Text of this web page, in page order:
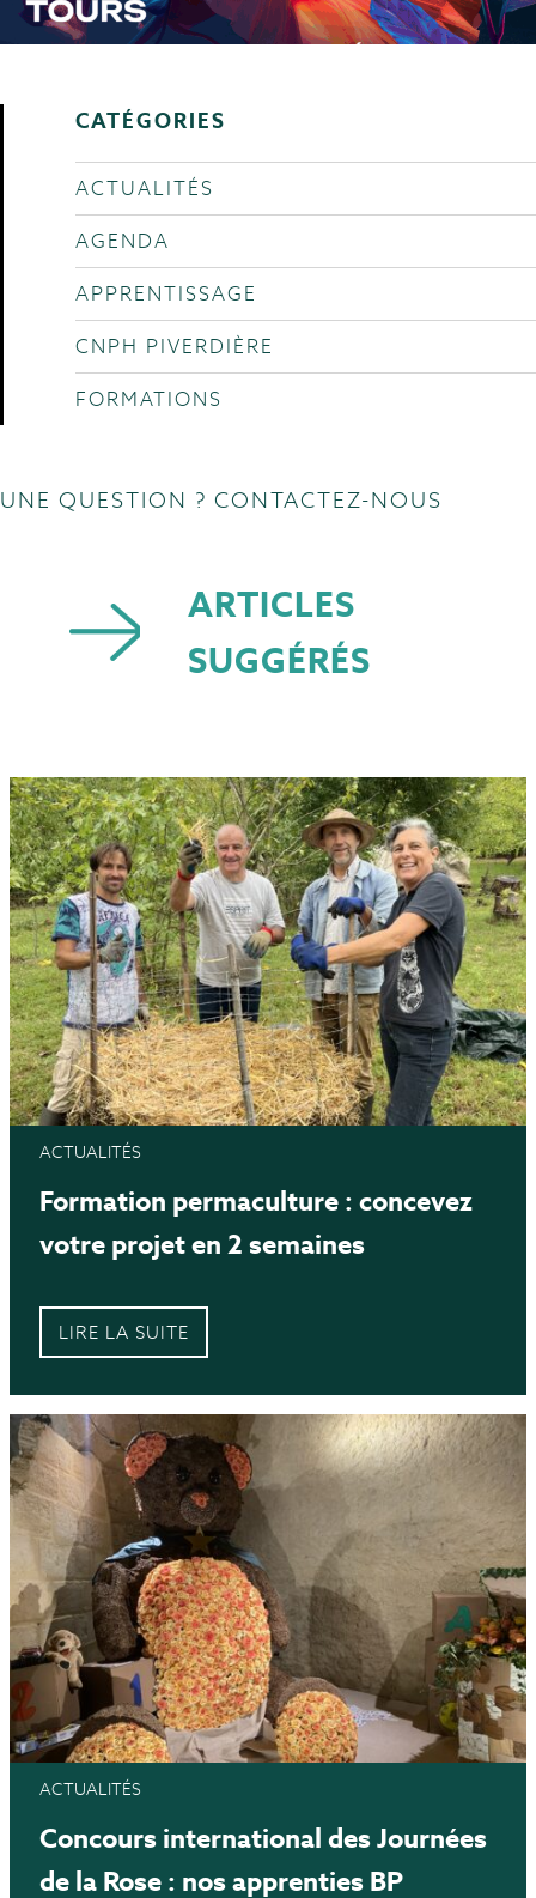
CATÉGORIES
ACTUALITÉS
AGENDA
APPRENTISSAGE
CNPH PIVERDIÈRE
FORMATIONS
UNE QUESTION ? CONTACTEZ-NOUS
ARTICLES
SUGGÉRÉS
ACTUALITÉS
Formation permaculture : concevez
votre projet en 2 semaines
LIRE LA SUITE
ACTUALITÉS
Concours international des Journées
de la Rose : nos apprenties BP